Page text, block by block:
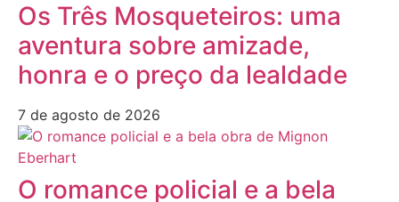
Os Três Mosqueteiros: uma
aventura sobre amizade,
honra e o preço da lealdade
7 de agosto de 2026
O romance policial e a bela